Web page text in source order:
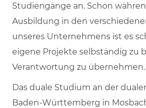
Studiengänge an. Schon
Ausbildung in den
unseres Unternehmens ist es
eigene Projekte selbständig zu
Verantwortung zu übernehmen.
Das duale Studium an der
Baden-Württemberg in